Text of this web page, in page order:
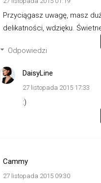
Przyciągasz uwagę, masz
delikatności, wdzięku.
Odpowiedzi
DaisyLine
27 listopada 2015 17:33
:)
Cammy
27 listopada 2015 09:30